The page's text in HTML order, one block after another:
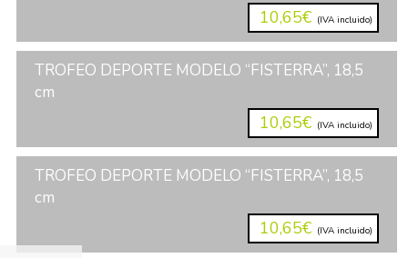
10,65€ (IVA incluido)
TROFEO DEPORTE MODELO “FISTERRA”, 18,5
cm
10,65€ (IVA incluido)
TROFEO DEPORTE MODELO “FISTERRA”, 18,5
cm
10,65€ (IVA incluido)